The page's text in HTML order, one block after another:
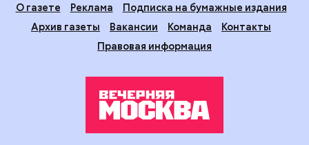
О газете Реклама
Подписка на бумажные издания
Архив газеты
Вакансии Команда
Контакты
Правовая информация